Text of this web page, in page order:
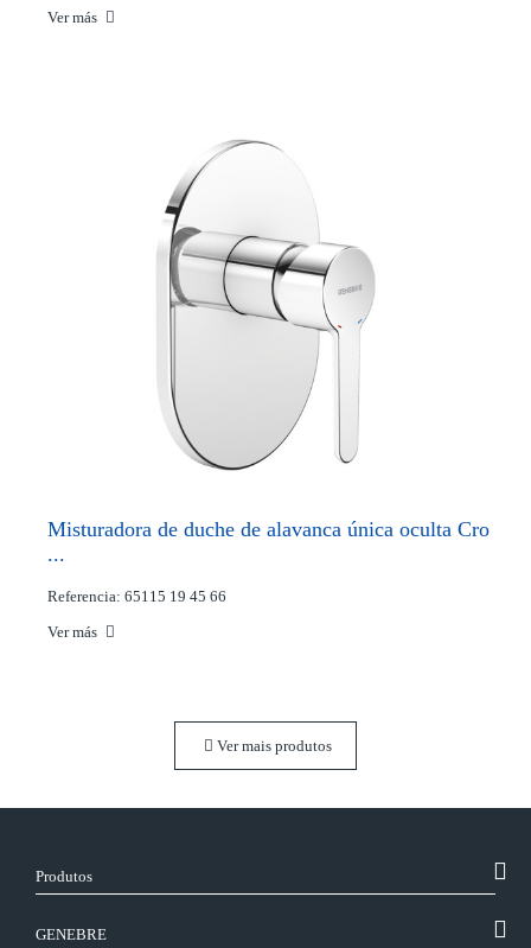
Ver más
Misturadora de duche de alavanca única oculta Cro
...
Referencia: 65115 19 45 66
Ver más
Ver mais produtos
Produtos
GENEBRE